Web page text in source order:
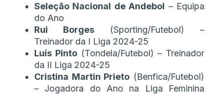
Seleção Nacional de Andebol – Equipa
do Ano
Rui Borges (Sporting/Futebol) –
Treinador da I Liga 2024-25
Luís Pinto(Tondela/Futebol) – Treinador
da II Liga 2024-25
Cristina Martin Prieto (Benfica/Futebol)
– Jogadora do Ano na Liga Feminina